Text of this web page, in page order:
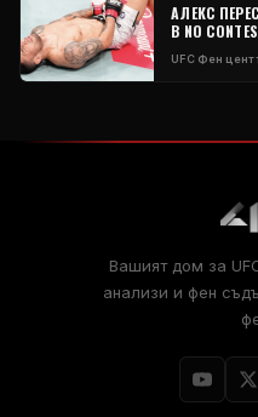
АЛЕКС
В NO
UFCФен
Вашият дом за
анализи и фен